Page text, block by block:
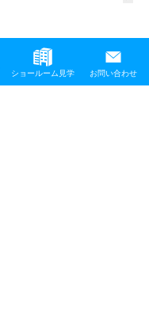
ショールーム見学 お問い合わせ